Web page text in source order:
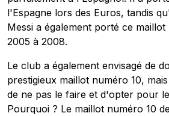
l'Espagne lors des Euros, tandis
Messi a également porté ce
2005 à 2008.
Le club a également envisagé de
prestigieux maillot numéro 10,
de ne pas le faire et d'opter pour
Pourquoi ? Le maillot numéro 10